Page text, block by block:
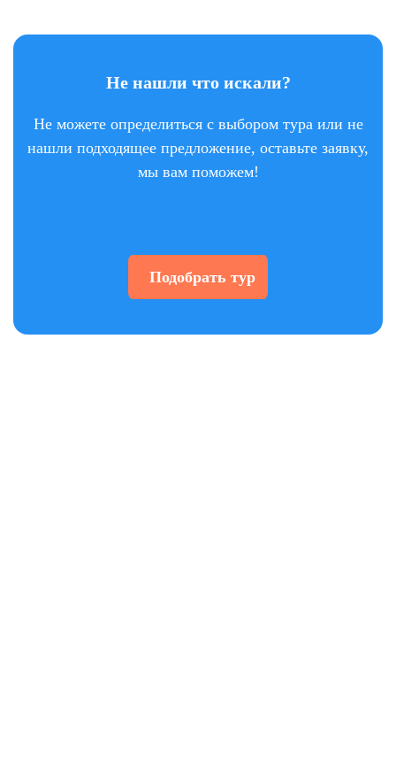
Не нашли что искали?
Не можете определиться с выбором тура или не
нашли подходящее предложение, оставьте заявку,
мы вам поможем!
Подобрать тур